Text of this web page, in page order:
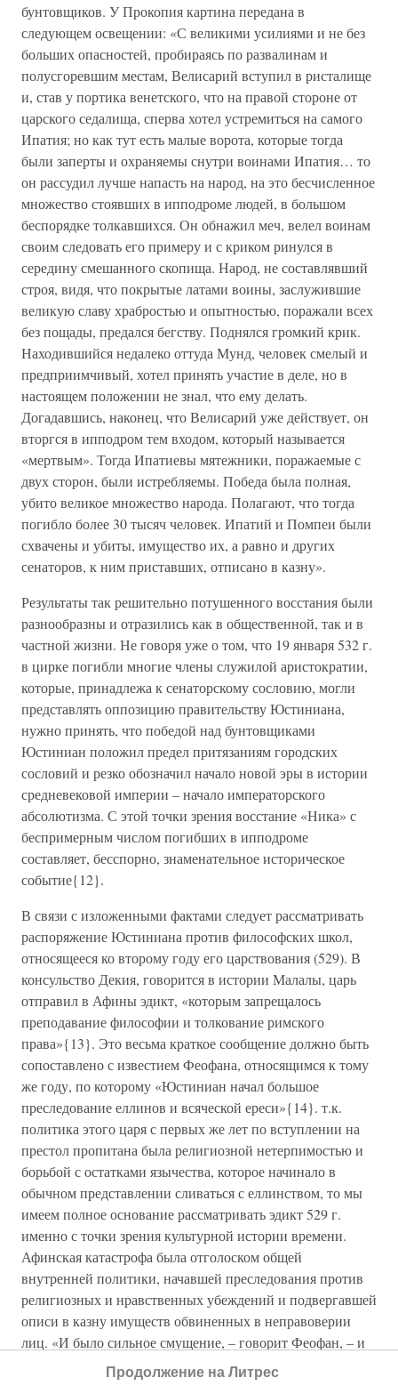
бунтовщиков. У Прокопия картина передана в
следующем освещении: «С великими усилиями и не без
больших опасностей, пробираясь по развалинам и
полусгоревшим местам, Велисарий вступил в ристалище
и, став у портика венетского, что на правой стороне от
царского седалища, сперва хотел устремиться на самого
Ипатия; но как тут есть малые ворота, которые тогда
были заперты и охраняемы снутри воинами Ипатия… то
он рассудил лучше напасть на народ, на это бесчисленное
множество стоявших в ипподроме людей, в большом
беспорядке толкавшихся. Он обнажил меч, велел воинам
своим следовать его примеру и с криком ринулся в
середину смешанного скопища. Народ, не составлявший
строя, видя, что покрытые латами воины, заслужившие
великую славу храбростью и опытностью, поражали всех
без пощады, предался бегству. Поднялся громкий крик.
Находившийся недалеко оттуда Мунд, человек смелый и
предприимчивый, хотел принять участие в деле, но в
настоящем положении не знал, что ему делать.
Догадавшись, наконец, что Велисарий уже действует, он
вторгся в ипподром тем входом, который называется
«мертвым». Тогда Ипатиевы мятежники, поражаемые с
двух сторон, были истребляемы. Победа была полная,
убито великое множество народа. Полагают, что тогда
погибло более 30 тысяч человек. Ипатий и Помпеи были
схвачены и убиты, имущество их, а равно и других
сенаторов, к ним приставших, отписано в казну».
Результаты так решительно потушенного восстания были
разнообразны и отразились как в общественной, так и в
частной жизни. Не говоря уже о том, что 19 января 532 г.
в цирке погибли многие члены служилой аристократии,
которые, принадлежа к сенаторскому сословию, могли
представлять оппозицию правительству Юстиниана,
нужно принять, что победой над бунтовщиками
Юстиниан положил предел притязаниям городских
сословий и резко обозначил начало новой эры в истории
средневековой империи – начало императорского
абсолютизма. С этой точки зрения восстание «Ника» с
беспримерным числом погибших в ипподроме
составляет, бесспорно, знаменательное историческое
событие{12}.
В связи с изложенными фактами следует рассматривать
распоряжение Юстиниана против философских школ,
относящееся ко второму году его царствования (529). В
консульство Декия, говорится в истории Малалы, царь
отправил в Афины эдикт, «которым запрещалось
преподавание философии и толкование римского
права»{13}. Это весьма краткое сообщение должно быть
сопоставлено с известием Феофана, относящимся к тому
же году, по которому «Юстиниан начал большое
преследование еллинов и всяческой ереси»{14}. т.к.
политика этого царя с первых же лет по вступлении на
престол пропитана была религиозной нетерпимостью и
борьбой с остатками язычества, которое начинало в
обычном представлении сливаться с еллинством, то мы
имеем полное основание рассматривать эдикт 529 г.
именно с точки зрения культурной истории времени.
Афинская катастрофа была отголоском общей
внутренней политики, начавшей преследования против
религиозных и нравственных убеждений и подвергавшей
описи в казну имуществ обвиненных в неправоверии
лиц. «И было сильное смущение, – говорит Феофан, – и
издан был эдикт, которым лишались политических прав
те, кто придерживался еллинских воззрений и
Продолжение на Литрес